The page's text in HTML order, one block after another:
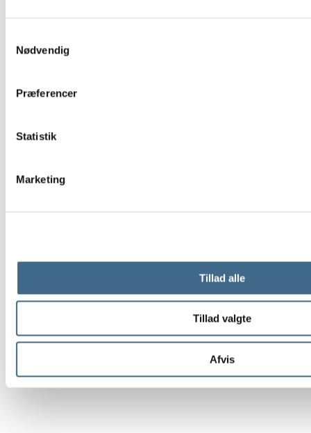
Nødvendig
Præferencer
Statistik
Marketing
Tillad alle
Tillad valgte
Afvis